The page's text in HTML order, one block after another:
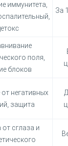
иммунитета,
За
поля,
блоков
негативных
защита
сглаза и